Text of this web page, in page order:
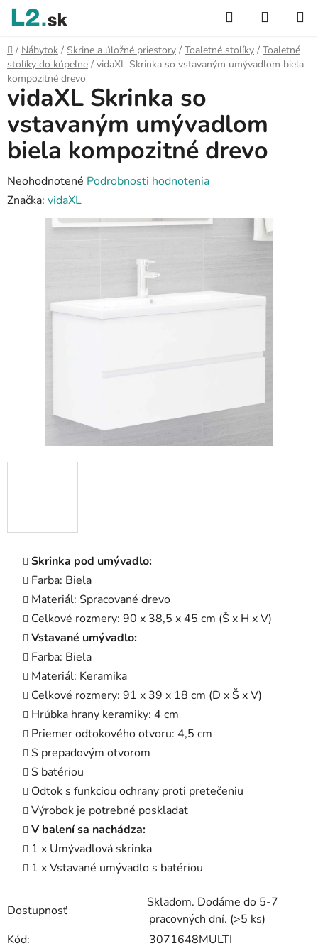
Prejsť
obsah
Hľadať
KOŠÍK
Domov
/ Nábytok / Skrine a úložné priestory / Toaletné stolíky / Toaletné
stolíky do kúpeľne / vidaXL Skrinka so vstavaným umývadlom biela
kompozitné drevo
Skrinka pod umývadlo:
Farba: Biela
Materiál: Spracované drevo
Celkové rozmery: 90 x 38,5 x 45 cm (Š x H x V)
Vstavané umývadlo:
Farba: Biela
Materiál: Keramika
Celkové rozmery: 91 x 39 x 18 cm (D x Š x V)
Hrúbka hrany keramiky: 4 cm
Priemer odtokového otvoru: 4,5 cm
S prepadovým otvorom
S batériou
Odtok s funkciou ochrany proti pretečeniu
Výrobok je potrebné poskladať
V balení sa nachádza:
1 x Umývadlová skrinka
1 x Vstavané umývadlo s batériou
Dostupnosť
Skladom. Dodáme do 5-7
pracovných dní. (>5 ks)
Kód:
3071648MULTI
vidaXL Skrinka so
vstavaným umývadlom
biela kompozitné drevo
Priemerné
hodnotenie
produktu
hviezdičiek.
Neohodnotené Podrobnosti hodnotenia
Značka: vidaXL